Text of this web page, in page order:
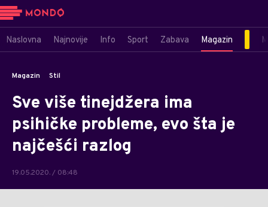
Naslovna Najnovije Info Sport Zabava Magazin
Magazin Stil
Sve više tinejdžera ima
psihičke probleme, evo šta je
najčešći razlog
19.05.2020. / 08:48